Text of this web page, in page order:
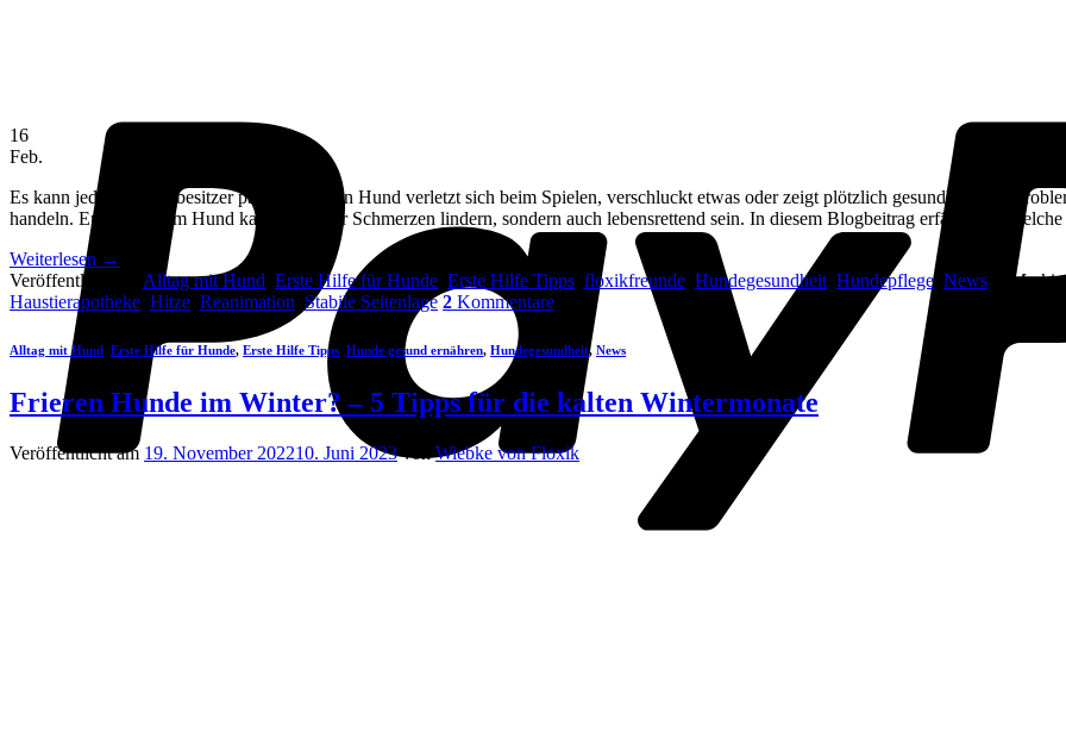
16
Feb.
Es kann jedem Hundebesitzer passieren: Dein Hund verletzt sich beim Spielen, verschluckt etwas oder zeigt plötzlich gesundheitliche
handeln. Erste Hilfe am Hund kann nicht nur Schmerzen lindern, sondern auch lebensrettend sein. In diesem Blogbeitrag erfährst du,
Weiterlesen →
Veröffentlicht am Alltag mit Hund Erste Hilfe für Hunde Erste Hilfe Tipps floxikfreunde Hundegesundheit Hundepflege News
Haustierapotheke Hitze Reanimation Stabile Seitenlage 2 Kommentare
Alltag mit Hund Erste Hilfe für Hunde, Erste Hilfe Tipps Hunde gesund ernähren, Hundegesundheit, News
Frieren Hunde im Winter? – 5 Tipps für die kalten Wintermonate
Veröffentlicht am 19. November 202210. Juni 2023 vonWiebke von Floxik